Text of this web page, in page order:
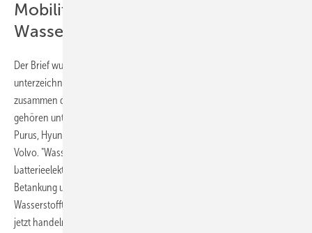
Mobilitätsunternehmen und
Wasserstofftechnologie vereint
Der Brief wurde von Führungskräften aus mehr als 30 Unternehmen
unterzeichnet, darunter Großkonzerne sowie kleinere Zulieferer, die
zusammen das Ökosystem der Wasserstoffmobilität abdecken. Dazu
gehören unter anderem: Air Liquide, BWM, Daimler Truck, Hexagon
Purus, Hyundai Motor, Robert Bosch, Solaris, Toyota Motor und
Volvo. "Wasserstoff-Lkw sind die perfekte Ergänzung zu
batterieelektrischen Lkw - sie bieten große Reichweiten, schnelle
Betankung und eine große Chance für Europa. Wir sind führend in der
Wasserstofftechnologie, und wir werden es auch bleiben, wenn wir
jetzt handeln - über die gesamte Wertschöpfungskette hinweg“,